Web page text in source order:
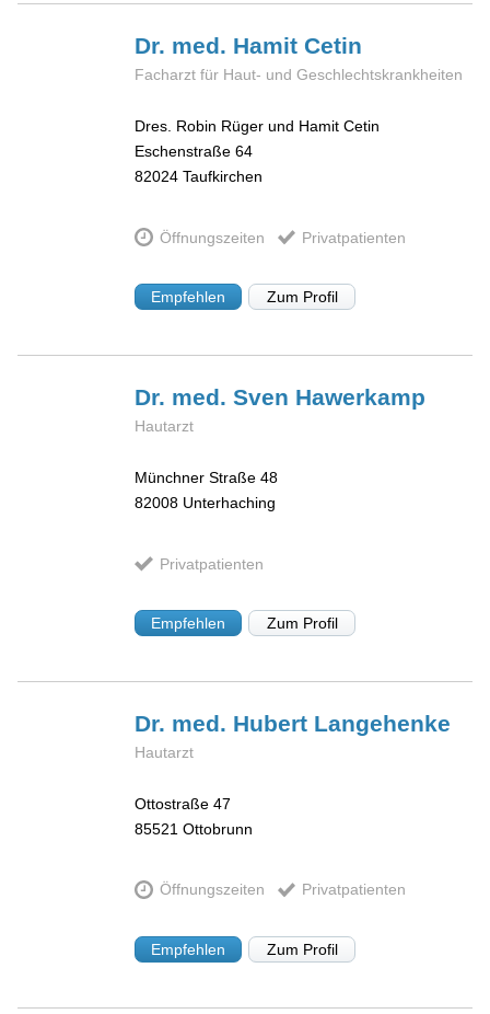
Dr. med. HamitCetin
Facharzt für Haut- und Geschlechtskrankheiten
Dres. Robin Rüger und Hamit Cetin
Eschenstraße 64
82024 Taufkirchen
Öffnungszeiten Privatpatienten
Empfehlen Zum Profil
Dr. med. Sven Hawerkamp
Hautarzt
Münchner Straße 48
82008 Unterhaching
Privatpatienten
Empfehlen Zum Profil
Dr. med. Hubert Langehenke
Hautarzt
Ottostraße 47
85521 Ottobrunn
Öffnungszeiten Privatpatienten
Empfehlen Zum Profil